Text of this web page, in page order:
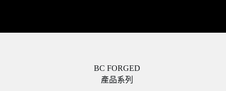
BC FORGED
產品系列